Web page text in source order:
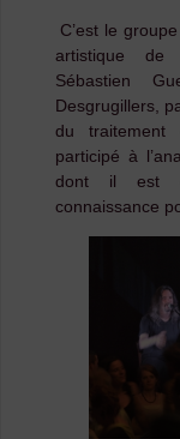
C’est le groupe
artistique de
Sébastien
Desgrugillers,
du traitement
participé à
dont il est
connaissance